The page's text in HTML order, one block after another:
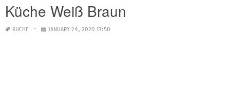
Küche Weiß Braun
KUCHE JANUARY 24, 2020 13:50